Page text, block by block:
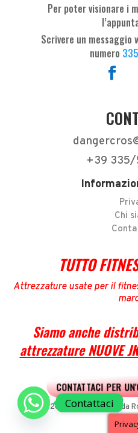
Per poter visionare i
Scrivere un messaggio
numero
+39
Chi
TUTTO
Attrezzature usate per il
Siamo anche
attrezzature NUOVE
CONTATTACI PER
© 2022 Tutto Fitness da
Contattaci